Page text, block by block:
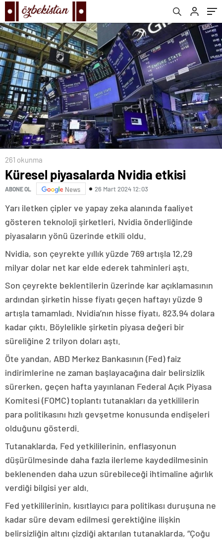
261 okunma
Küresel piyasalarda Nvidia etkisi
ABONE OL News 26 Mart 2024 12:03
Yarı iletken çipler ve yapay zeka alanında faaliyet
gösteren teknoloji şirketleri, Nvidia önderliğinde
piyasaların yönü üzerinde etkili oldu.
Nvidia, son çeyrekte yıllık yüzde 769 artışla 12,29
milyar dolar net kar elde ederek tahminleri aştı.
Son çeyrekte beklentilerin üzerinde kar açıklamasının
ardından şirketin hisse fiyatı geçen haftayı yüzde 9
artışla tamamladı. Nvidia’nın hisse fiyatı, 823,94 dolara
kadar çıktı. Böylelikle şirketin piyasa değeri bir
süreliğine 2 trilyon doları aştı.
Öte yandan, ABD Merkez Bankasının (Fed) faiz
indirimlerine ne zaman başlayacağına dair belirsizlik
sürerken, geçen hafta yayınlanan Federal Açık Piyasa
Komitesi (FOMC) toplantı tutanakları da yetkililerin
para politikasını hızlı gevşetme konusunda endişeleri
olduğunu gösterdi.
Tutanaklarda, Fed yetkililerinin, enflasyonun
düşürülmesinde daha fazla ilerleme kaydedilmesinin
beklenenden daha uzun sürebileceği ihtimaline ağırlık
verdiği bilgisi yer aldı.
Fed yetkililerinin, kısıtlayıcı para politikası duruşuna ne
kadar süre devam edilmesi gerektiğine ilişkin
belirsizliğin altını çizdiği aktarılan tutanaklarda, “Çoğu